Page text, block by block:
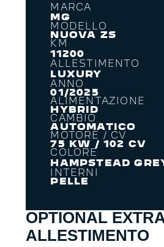
MARCA
MG
MODELLO
NUOVA ZS
KM
11200
ALLESTIMENTO
LUXURY
ANNO
01/2025
ALIMENTAZIONE
HYBRID
CAMBIO
AUTOMATICO
MOTORE / CV
75 KW / 102 CV
COLORE
HAMPSTEAD
INTERNI
PELLE
OPTIONAL
ALLESTIMENTO